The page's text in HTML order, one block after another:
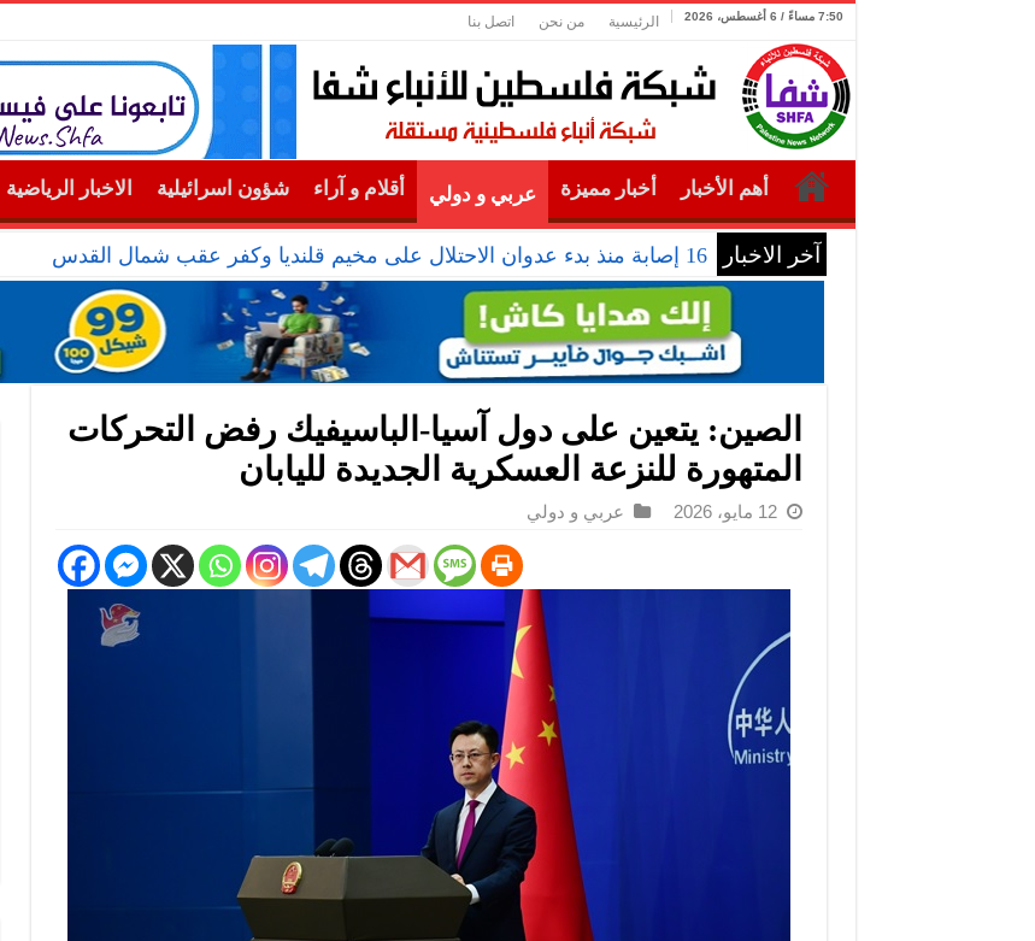
7:50 مساءً / 6 أغسطس، 2026 الرئيسية من نحن اتصل بنا
أهم الأخبار أخبار مميزة عربي و دولي أقلام و آراء شؤون اسرائيلية الاخبار الرياضية
آخر الاخبار 16 إصابة منذ بدء عدوان الاحتلال على مخيم قلنديا وكفر عقب شمال القدس
الصين: يتعين على دول آسيا-الباسيفيك رفض التحركات
المتهورة للنزعة العسكرية الجديدة لليابان
12 مايو، 2026 عربي و دولي